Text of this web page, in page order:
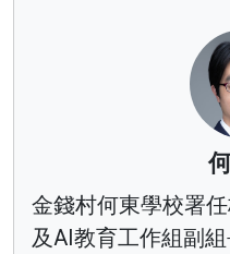
金錢村何東學校署
及AI教育工作組副